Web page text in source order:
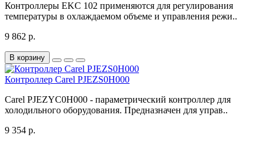
Контроллеры EKC 102 применяются для регулирования
температуры в охлаждаемом объеме и управления режи..
9 862 р.
В корзину
Контроллер Carel PJEZS0H000
Carel PJEZYC0H000 - параметрический контроллер для
холодильного оборудования. Предназначен для управ..
9 354 р.